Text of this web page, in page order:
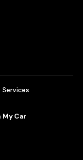
My Car
Services